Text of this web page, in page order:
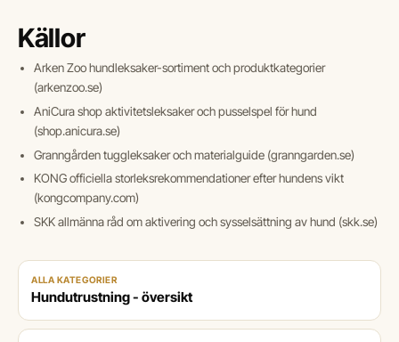
Källor
Arken Zoo hundleksaker-sortiment och produktkategorier
(arkenzoo.se)
AniCura shop aktivitetsleksaker och pusselspel för hund
(shop.anicura.se)
Granngården tuggleksaker och materialguide (granngarden.se)
KONG officiella storleksrekommendationer efter hundens vikt
(kongcompany.com)
SKK allmänna råd om aktivering och sysselsättning av hund (skk.se)
ALLA KATEGORIER
Hundutrustning - översikt